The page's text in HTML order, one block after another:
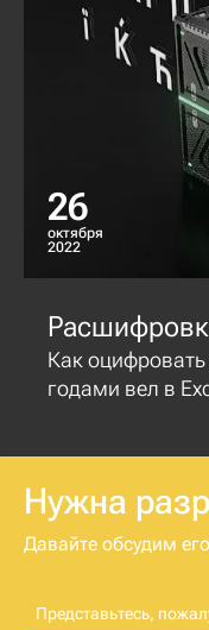
26
октября
2022
Как
годами вел в
Нужна
Давайте обсудим
Представьтесь,